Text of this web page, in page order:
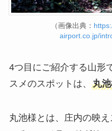
（画像出典：
airport.co.jp/
4つ目にご紹介する山形
スメのスポットは、 丸
丸池様とは、庄内の映